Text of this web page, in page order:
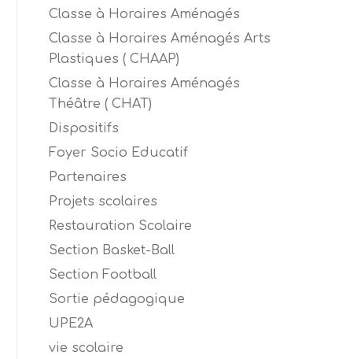
Classe à Horaires Aménagés
Classe à Horaires Aménagés Arts
Plastiques ( CHAAP)
Classe à Horaires Aménagés
Théâtre ( CHAT)
Dispositifs
Foyer Socio Educatif
Partenaires
Projets scolaires
Restauration Scolaire
Section Basket-Ball
Section Football
Sortie pédagogique
UPE2A
vie scolaire